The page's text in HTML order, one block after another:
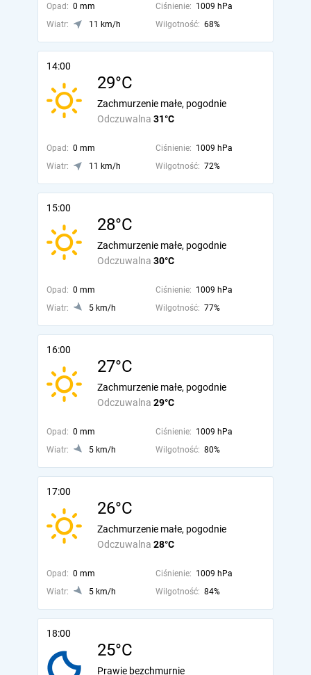
Opad: 0 mm Ciśnienie: 1009 hPa
Wiatr:
11 km/h Wilgotność: 68%
14:00
29°C
Odczuwalna 31°C
Zachmurzenie małe, pogodnie
Opad: 0 mm Ciśnienie: 1009 hPa
Wiatr:
11 km/h Wilgotność: 72%
15:00
28°C
Odczuwalna 30°C
Zachmurzenie małe, pogodnie
Opad: 0 mm Ciśnienie: 1009 hPa
Wiatr:
5 km/h Wilgotność: 77%
16:00
27°C
Odczuwalna 29°C
Zachmurzenie małe, pogodnie
Opad: 0 mm Ciśnienie: 1009 hPa
Wiatr:
5 km/h Wilgotność: 80%
17:00
26°C
Odczuwalna 28°C
Zachmurzenie małe, pogodnie
Opad: 0 mm Ciśnienie: 1009 hPa
Wiatr:
5 km/h Wilgotność: 84%
18:00
25°C
Prawie bezchmurnie